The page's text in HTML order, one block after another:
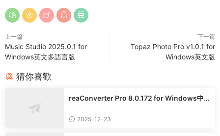
上一篇
Music Studio 2025.0.1 for
Windows英文多語言版
下一篇
Topaz Photo Pro v1.0.1 for
Windows英文版
猜你喜歡
reaConverter Pro 8.0.172 for Windows中
2025-12-23